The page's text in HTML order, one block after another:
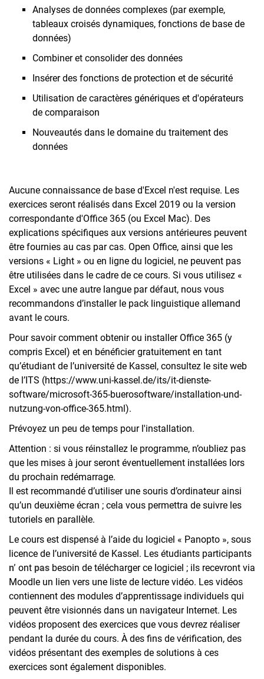
Analyses de données complexes (par exemple,
tableaux croisés dynamiques, fonctions de base de
données)
Combiner et consolider des données
Insérer des fonctions de protection et de sécurité
Utilisation de caractères génériques et d'opérateurs
de comparaison
Nouveautés dans le domaine du traitement des
données
Aucune connaissance de base d'Excel n'est requise. Les
exercices seront réalisés dans Excel 2019 ou la version
correspondante d'Office 365 (ou Excel Mac). Des
explications spécifiques aux versions antérieures peuvent
être fournies au cas par cas. Open Office, ainsi que les
versions « Light » ou en ligne du logiciel, ne peuvent pas
être utilisées dans le cadre de ce cours. Si vous utilisez «
Excel » avec une autre langue par défaut, nous vous
recommandons d’installer le pack linguistique allemand
avant le cours.
Pour savoir comment obtenir ou installer Office 365 (y
compris Excel) et en bénéficier gratuitement en tant
qu’étudiant de l’université de Kassel, consultez le site web
de l’ITS (https://www.uni-kassel.de/its/it-dienste-
software/microsoft-365-buerosoftware/installation-und-
nutzung-von-office-365.html).
Prévoyez un peu de temps pour l'installation.
Attention : si vous réinstallez le programme, n’oubliez pas
que les mises à jour seront éventuellement installées lors
du prochain redémarrage.
Il est recommandé d’utiliser une souris d’ordinateur ainsi
qu’un deuxième écran ; cela vous permettra de suivre les
tutoriels en parallèle.
Le cours est dispensé à l’aide du logiciel « Panopto », sous
licence de l’université de Kassel. Les étudiants participants
n’ ont pas besoin de télécharger ce logiciel ; ils recevront via
Moodle un lien vers une liste de lecture vidéo. Les vidéos
contiennent des modules d’apprentissage individuels qui
peuvent être visionnés dans un navigateur Internet. Les
vidéos proposent des exercices que vous devrez réaliser
pendant la durée du cours. À des fins de vérification, des
vidéos présentant des exemples de solutions à ces
exercices sont également disponibles.